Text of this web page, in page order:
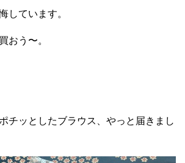
しています。
おう〜。
チッとしたブラウス、やっと届きまし